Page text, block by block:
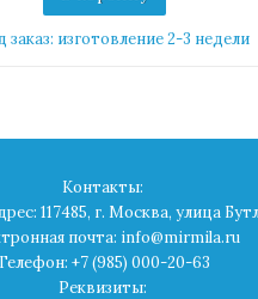
заказ: изготовление 2-3 недели
Контакты:
117485, г. Москва, улица
почта: info@mirmila.ru
+7 (985) 000-20-63
Реквизиты: